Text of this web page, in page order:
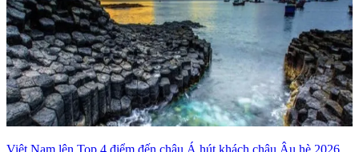
Việt Nam lên Top 4 điểm đến châu Á hút khách châu Âu hè 2026